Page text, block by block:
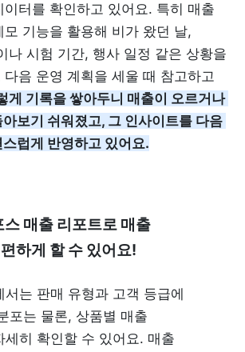
이터를 확인하고 있어요. 특히 매출
모 기능을 활용해 비가 왔던 날,
나 시험 기간, 행사 일정 같은 상황을
다음 운영 계획을 세울 때 참고하고
게 기록을 쌓아두니 매출이 오르거나
보기 쉬워졌고, 그 인사이트를 다음
럽게 반영하고 있어요.
스 매출 리포트로 매출
하게 할 수 있어요!
서는 판매 유형과 고객 등급에
포는 물론, 상품별 매출
세히 확인할 수 있어요. 매출